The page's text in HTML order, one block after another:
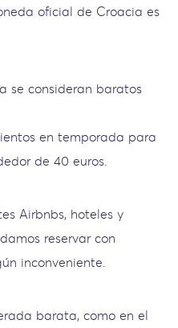
oficial de Croacia es
se consideran baratos
en temporada para
de 40 euros.
Airbnbs, hoteles y
reservar con
inconveniente.
barata, como en el